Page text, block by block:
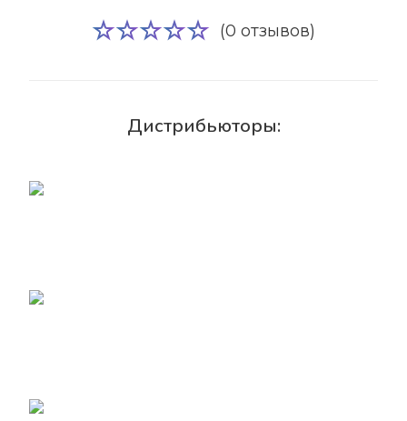
(0 отзывов)
Дистрибьюторы: